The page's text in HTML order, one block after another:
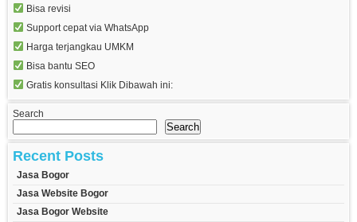
Bisa revisi
Support cepat via WhatsApp
Harga terjangkau UMKM
Bisa bantu SEO
Gratis konsultasi Klik Dibawah ini:
Search
Search
Recent Posts
Jasa Bogor
Jasa Website Bogor
Jasa Bogor Website